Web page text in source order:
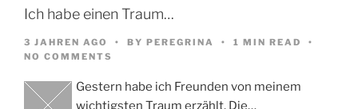
Ich habe einen Traum…
3 JAHREN AGO BY PEREGRINA
1 MIN READ
NO COMMENTS
Gestern habe ich Freunden von meinem